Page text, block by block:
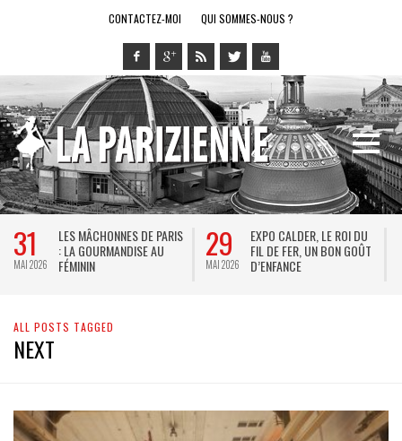
CONTACTEZ-MOI QUI SOMMES-NOUS ?
31
MAI 2026
LES MÂCHONNES DE PARIS
: LA GOURMANDISE AU
FÉMININ
29
MAI 2026
EXPO CALDER, LE ROI DU
FIL DE FER, UN BON GOÛT
D’ENFANCE
ALL POSTS TAGGED
NEXT